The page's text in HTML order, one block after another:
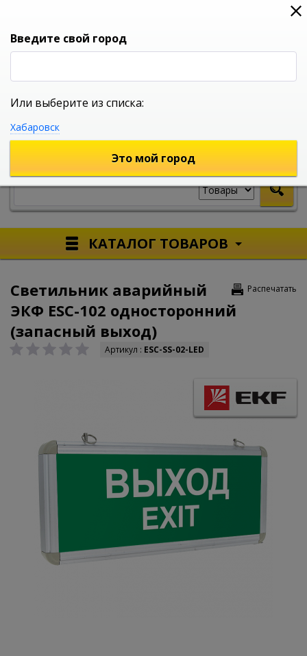
0
УНИВЕРСАЛЬНЫЙ ИНТЕРНЕТ МАГАЗИН
КАТАЛОГ ТОВАРОВ
Распечатать
Светильник аварийный
ЭКФ ESC-102 односторонний
(запасный выход)
Артикул : ESC-SS-02-LED
Введите свой город
Или выберите из списка:
Хабаровск
Это мой город